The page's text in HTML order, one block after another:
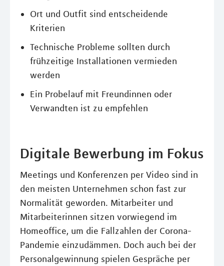
Ort und Outfit sind entscheidende
Kriterien
Technische Probleme sollten durch
frühzeitige Installationen vermieden
werden
Ein Probelauf mit Freundinnen oder
Verwandten ist zu empfehlen
Digitale Bewerbung im Fokus
Meetings und Konferenzen per Video sind in
den meisten Unternehmen schon fast zur
Normalität geworden. Mitarbeiter und
Mitarbeiterinnen sitzen vorwiegend im
Homeoffice, um die Fallzahlen der Corona-
Pandemie einzudämmen. Doch auch bei der
Personalgewinnung spielen Gespräche per